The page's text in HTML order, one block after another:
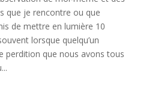
que je rencontre ou que
de mettre en lumière 10
lorsque quelqu’un
perdition que nous avons tous